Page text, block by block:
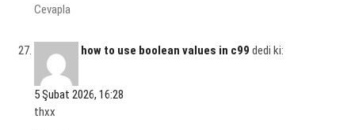
Cevapla
how to use boolean values in c99 dedi ki:
5 Şubat 2026, 16:28
thxx